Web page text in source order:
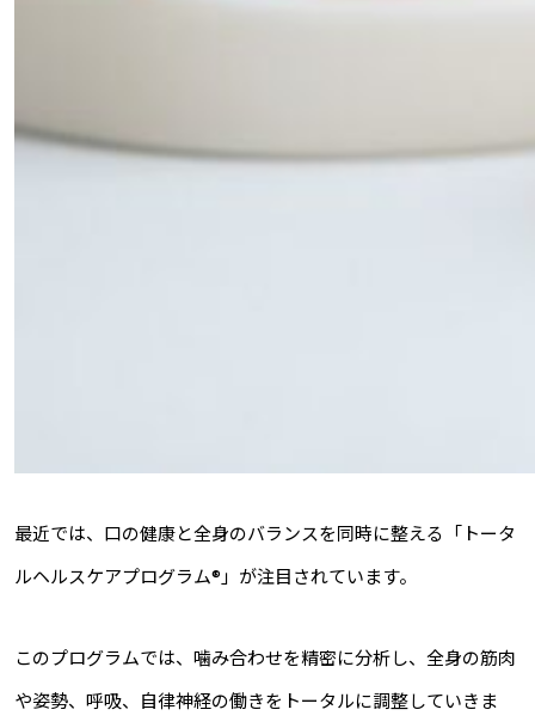
最近では、口の健康と全身のバランスを同時に整える「トータ
ルヘルスケアプログラム®」が注目されています。
このプログラムでは、噛み合わせを精密に分析し、全身の筋肉
や姿勢、呼吸、自律神経の働きをトータルに調整していきま